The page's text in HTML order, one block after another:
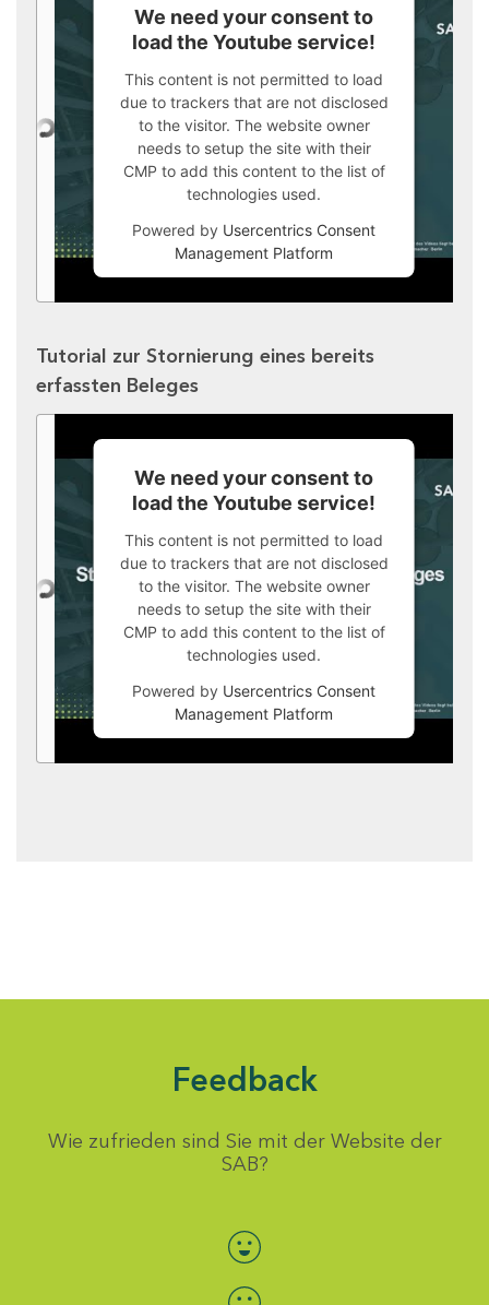
We need your consent to
load the Youtube service!
This content is not permitted to load
due to trackers that are not disclosed
to the visitor. The website owner
needs to setup the site with their
CMP to add this content to the list of
technologies used.
Powered by Usercentrics Consent
Management Platform
Tutorial zur Stornierung eines bereits
erfassten Beleges
We need your consent to
load the Youtube service!
This content is not permitted to load
due to trackers that are not disclosed
to the visitor. The website owner
needs to setup the site with their
CMP to add this content to the list of
technologies used.
Powered by Usercentrics Consent
Management Platform
Feedback
Wie zufrieden sind Sie mit der Website der
SAB?
Bewertung auswählen